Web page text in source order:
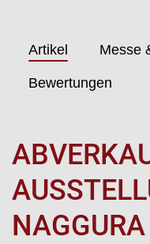
Artikel Messe
Bewertungen
NAGGURA